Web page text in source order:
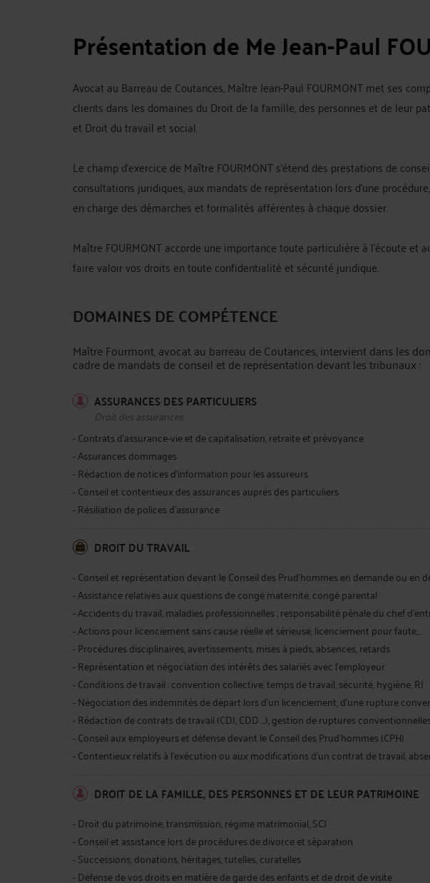
Présentation de Me Jean-Paul
Avocat au Barreau de Coutances, Maître Jean-Paul FOURMONT met ses
clients dans les domaines du Droit de la famille, des personnes et de leur
et Droit du travail et social.
Le champ d'exercice de Maître FOURMONT s'étend des prestations de
consultations juridiques, aux mandats de représentation lors d'une
en charge des démarches et formalités afférentes à chaque dossier.
Maître FOURMONT accorde une importance toute particulière à l'écoute et
faire valoir vos droits en toute confidentialité et sécurité juridique.
DOMAINES DE COMPÉTENCE
Maître Fourmont, avocat au barreau de Coutances, intervient dans les
cadre de mandats de conseil et de représentation devant les tribunaux :
ASSURANCES DES PARTICULIERS
Droit des assurances
- Contrats d'assurance-vie et de capitalisation, retraite et prévoyance
- Assurances dommages
- Rédaction de notices d'information pour les assureurs
- Conseil et contentieux des assurances auprès des particuliers
- Résiliation de polices d'assurance
DROIT DU TRAVAIL
- Conseil et représentation devant le Conseil des Prud'hommes en demande ou en
- Assistance relatives aux questions de congé maternité, congé parental
- Accidents du travail, maladies professionnelles ; responsabilité pénale du chef
- Actions pour licenciement sans cause réelle et sérieuse, licenciement pour faute,…
- Procédures disciplinaires, avertissements, mises à pieds, absences, retards
- Représentation et négociation des intérêts des salariés avec l'employeur
- Conditions de travail : convention collective, temps de travail, sécurité, hygiène, RI
- Négociation des indemnités de départ lors d'un licenciement, d'une rupture
- Rédaction de contrats de travail (CDI, CDD …), gestion de ruptures
- Conseil aux employeurs et défense devant le Conseil des Prud'hommes (CPH)
- Contentieux relatifs à l’exécution ou aux modifications d’un contrat de travail,
DROIT DE LA FAMILLE, DES PERSONNES ET DE LEUR PATRIMOINE
- Droit du patrimoine, transmission, régime matrimonial, SCI
- Conseil et assistance lors de procédures de divorce et séparation
- Successions, donations, héritages, tutelles, curatelles
- Défense de vos droits en matière de garde des enfants et de droit de visite